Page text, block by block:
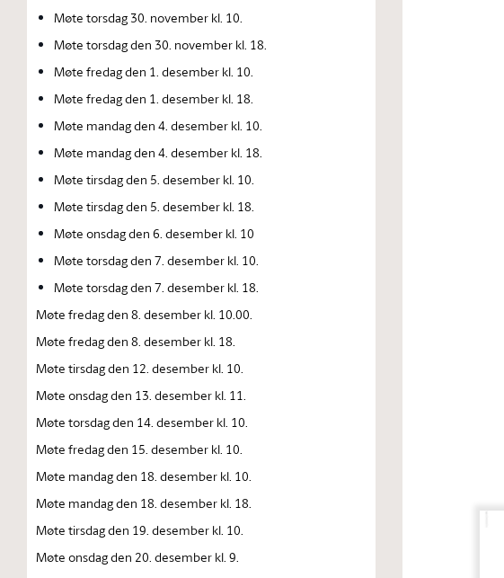
Møte torsdag 30. november kl. 10.
Møte torsdag den 30. november kl. 18.
Møte fredag den 1. desember kl. 10.
Møte fredag den 1. desember kl. 18.
Møte mandag den 4. desember kl. 10.
Møte mandag den 4. desember kl. 18.
Møte tirsdag den 5. desember kl. 10.
Møte tirsdag den 5. desember kl. 18.
Møte onsdag den 6. desember kl. 10
Møte torsdag den 7. desember kl. 10.
Møte torsdag den 7. desember kl. 18.
Møte fredag den 8. desember kl. 10.00.
Møte fredag den 8. desember kl. 18.
Møte tirsdag den 12. desember kl. 10.
Møte onsdag den 13. desember kl. 11.
Møte torsdag den 14. desember kl. 10.
Møte fredag den 15. desember kl. 10.
Møte mandag den 18. desember kl. 10.
Møte mandag den 18. desember kl. 18.
Møte tirsdag den 19. desember kl. 10.
Møte onsdag den 20. desember kl. 9.